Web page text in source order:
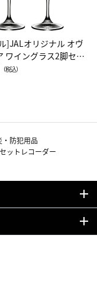
]JALオリジナル オヴ
ワイングラス2脚セッ
ワイン）
（税込）
・防犯用品
ットレコーダー